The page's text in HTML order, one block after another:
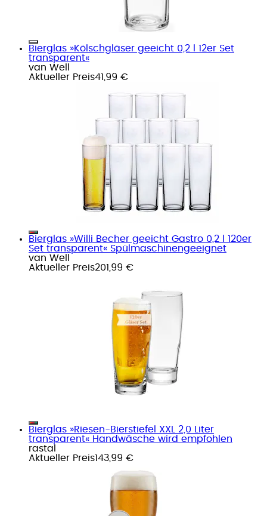
Bierglas »Kölschgläser geeicht 0,2 l 12er Set
transparent«
van Well
Aktueller Preis41,99 €
Bierglas »Willi Becher geeicht Gastro 0,2 l 120er
Set transparent« Spülmaschinengeeignet
van Well
Aktueller Preis201,99 €
Bierglas »Riesen-Bierstiefel XXL 2,0 Liter
transparent« Handwäsche wird empfohlen
rastal
Aktueller Preis143,99 €